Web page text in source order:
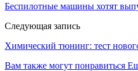
Беспилотные машины хотят
Следующая запись
Химический тюнинг: тест
Вам также могут понравиться